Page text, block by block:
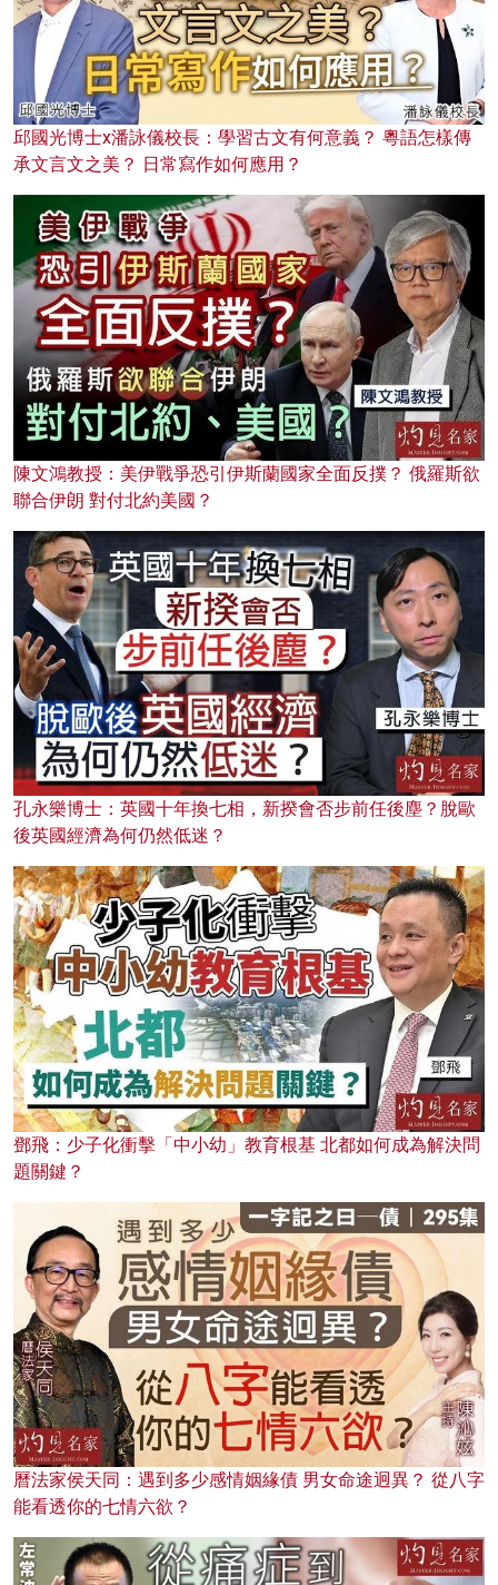
邱國光博士x潘詠儀校長：學習古文有何意義？ 粵語怎樣傳
承文言文之美？ 日常寫作如何應用？
陳文鴻教授：美伊戰爭恐引伊斯蘭國家全面反撲？ 俄羅斯欲
聯合伊朗 對付北約美國？
孔永樂博士：英國十年換七相，新揆會否步前任後塵？脫歐
後英國經濟為何仍然低迷？
鄧飛：少子化衝擊「中小幼」教育根基 北都如何成為解決問
題關鍵？
曆法家侯天同：遇到多少感情姻緣債 男女命途迥異？ 從八字
能看透你的七情六欲？